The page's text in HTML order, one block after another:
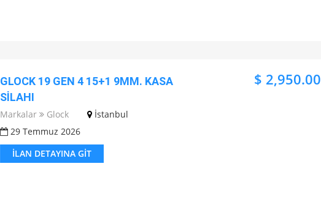
GLOCK 19 GEN 4 15+1 9MM. KASA
SİLAHI
Markalar Glock
İstanbul
29 Temmuz 2026
İLAN DETAYINA GIT
$ 2,950.00